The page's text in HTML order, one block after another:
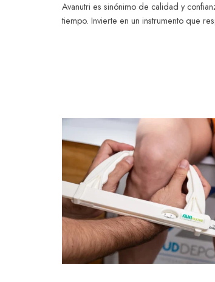
Avanutri es sinónimo de calidad y
tiempo. Invierte en un instrumento que